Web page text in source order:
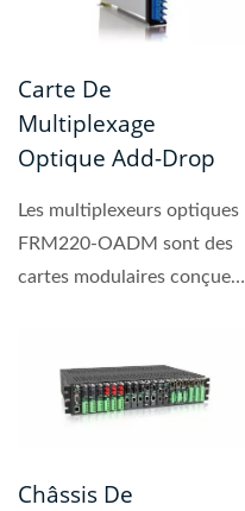
Carte De
Multiplexage
Optique Add-Drop
Les multiplexeurs optiques
FRM220-OADM sont des
cartes modulaires conçues
Châssis De